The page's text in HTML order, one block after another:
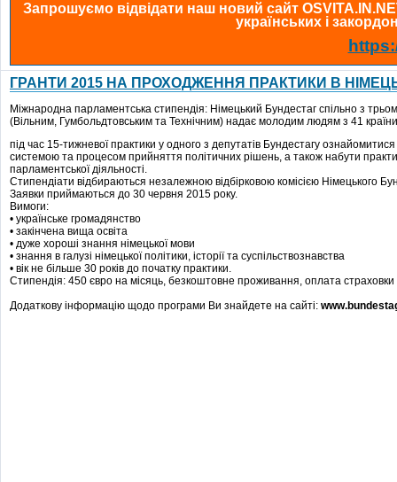
Запрошуємо відвідати наш новий сайт
українських і
ГРАНТИ 2015 НА ПРОХОДЖЕННЯ ПРАКТИКИ В
Міжнародна парламентська стипендія: Німецький Бундестаг спільно з
(Вільним, Гумбольдтовським та Технічним) надає молодим людям з 41
під час 15-тижневої практики у одного з депутатів Бундестагу
системою та процесом прийняття політичних рішень, а також набути
парламентської діяльності.
Стипендіати відбираються незалежною відбірковою комісією Німецького
Заявки приймаються до 30 червня 2015 року.
Вимоги:
• українське громадянство
• закінчена вища освіта
• дуже хороші знання німецької мови
• знання в галузі німецької політики, історії та суспільствознавства
• вік не більше 30 років до початку практики.
Стипендія: 450 євро на місяць, безкоштовне проживання, оплата страховки
Додаткову інформацію щодо програми Ви знайдете на сайті: